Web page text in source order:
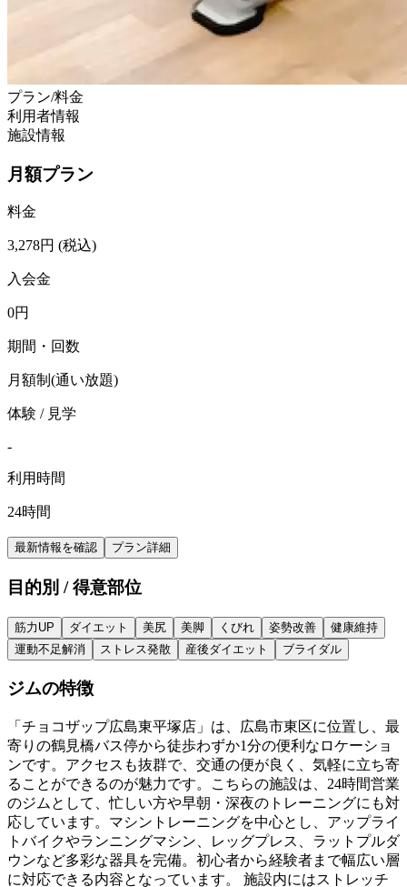
プラン/料金
利用者情報
施設情報
月額プラン
料金
3,278円 (税込)
入会金
0円
期間・回数
月額制(通い放題)
体験 / 見学
-
利用時間
24時間
最新情報を確認 プラン詳細
目的別 / 得意部位
筋力UP ダイエット 美尻 美脚 くびれ 姿勢改善
健康維持
運動不足解消
ストレス発散 産後ダイエット ブライダル
ジムの特徴
「チョコザップ広島東平塚店」は、広島市東区に位置し、最
寄りの鶴見橋バス停から徒歩わずか1分の便利なロケーショ
ンです。アクセスも抜群で、交通の便が良く、気軽に立ち寄
ることができるのが魅力です。こちらの施設は、24時間営業
のジムとして、忙しい方や早朝・深夜のトレーニングにも対
応しています。マシントレーニングを中心とし、アップライ
トバイクやランニングマシン、レッグプレス、ラットプルダ
ウンなど多彩な器具を完備。初心者から経験者まで幅広い層
に対応できる内容となっています。 施設内にはストレッチ